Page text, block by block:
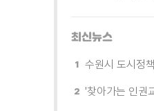
최신뉴스